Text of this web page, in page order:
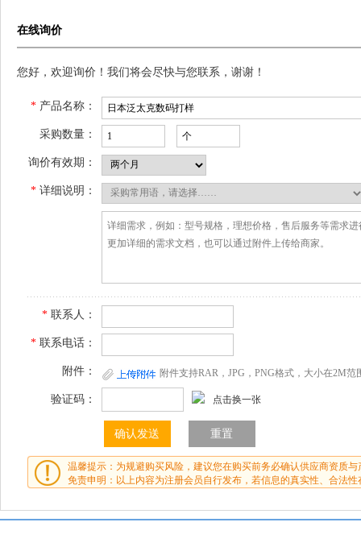
在线询价
您好，欢迎询价！我们将会尽快与您联系，谢谢！
* 产品名称：
采购数量：
询价有效期：
* 详细说明：
* 联系人：
* 联系电话：
附件： 附件支持RAR，JPG，PNG格式，大小在2M范
验证码： 点击换一张
温馨提示：为规避购买风险，建议您在购买前务必确认供应商资质与
免责申明：以上内容为注册会员自行发布，若信息的真实性、合法性